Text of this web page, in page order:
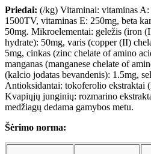
Priedai: (/kg) Vitaminai: vitaminas
1500TV, vitaminas E: 250mg, beta
50mg. Mikroelementai: geležis (iron
hydrate): 50mg, varis (copper (II)
5mg, cinkas (zinc chelate of amino
manganas (manganese chelate of
(kalcio jodatas bevandenis): 1.5mg,
Antioksidantai: tokoferolio ekstraktai
Kvapiųjų junginių: rozmarino
medžiagų dedama gamybos metu.
Šėrimo norma: